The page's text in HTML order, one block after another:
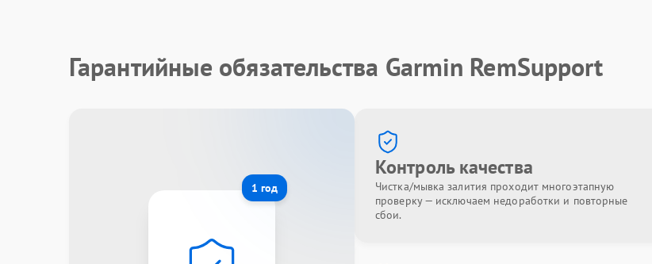
Гарантийные обязательства Garmin RemSupport
1 год
Контроль качества
Чистка/мывка залития проходит многоэтапную
проверку — исключаем недоработки и повторные
сбои.